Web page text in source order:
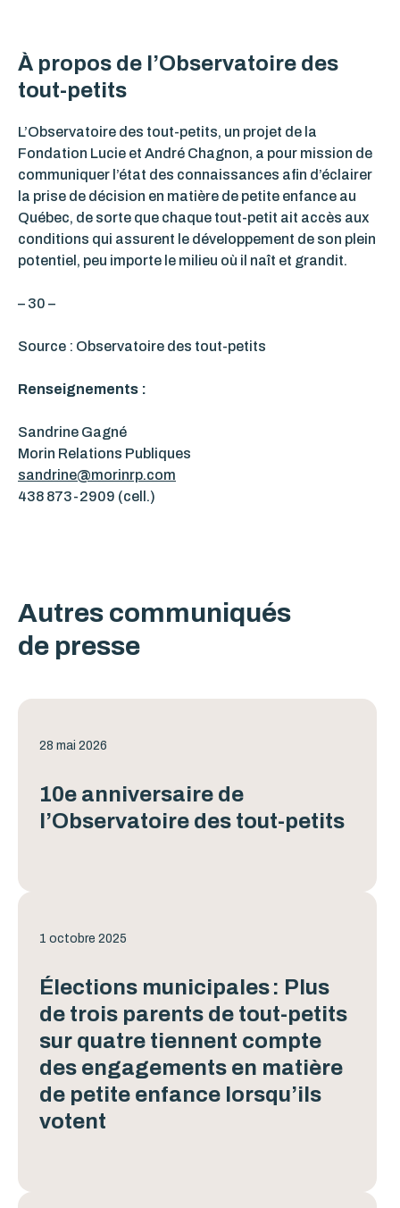
À propos de l’Observatoire des
tout-petits
L’Observatoire des tout-petits, un projet de la
Fondation Lucie et André Chagnon, a pour mission de
communiquer l’état des connaissances afin d’éclairer
la prise de décision en matière de petite enfance au
Québec, de sorte que chaque tout-petit ait accès aux
conditions qui assurent le développement de son plein
potentiel, peu importe le milieu où il naît et grandit.
– 30 –
Source : Observatoire des tout-petits
Renseignements :
Sandrine Gagné
Morin Relations Publiques
sandrine@morinrp.com
438 873-2909 (cell.)
Autres communiqués
de presse
28 mai 2026
10e anniversaire de
l’Observatoire des tout-petits
1 octobre 2025
Élections municipales : Plus
de trois parents de tout-petits
sur quatre tiennent compte
des engagements en matière
de petite enfance lorsqu’ils
votent